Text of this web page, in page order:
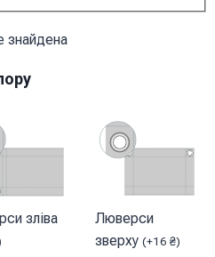
знайдена
зліва
Люверси
зверху (+16 ₴)